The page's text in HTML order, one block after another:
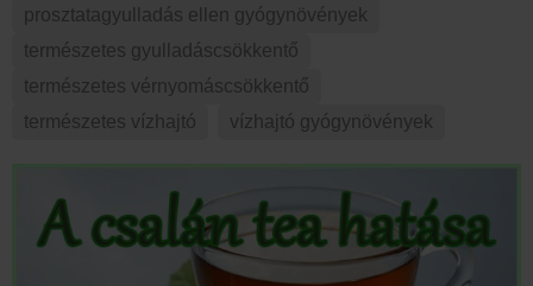
prosztatagyulladás ellen gyógynövények
természetes gyulladáscsökkentő
természetes vérnyomáscsökkentő
természetes vízhajtó
vízhajtó gyógynövények